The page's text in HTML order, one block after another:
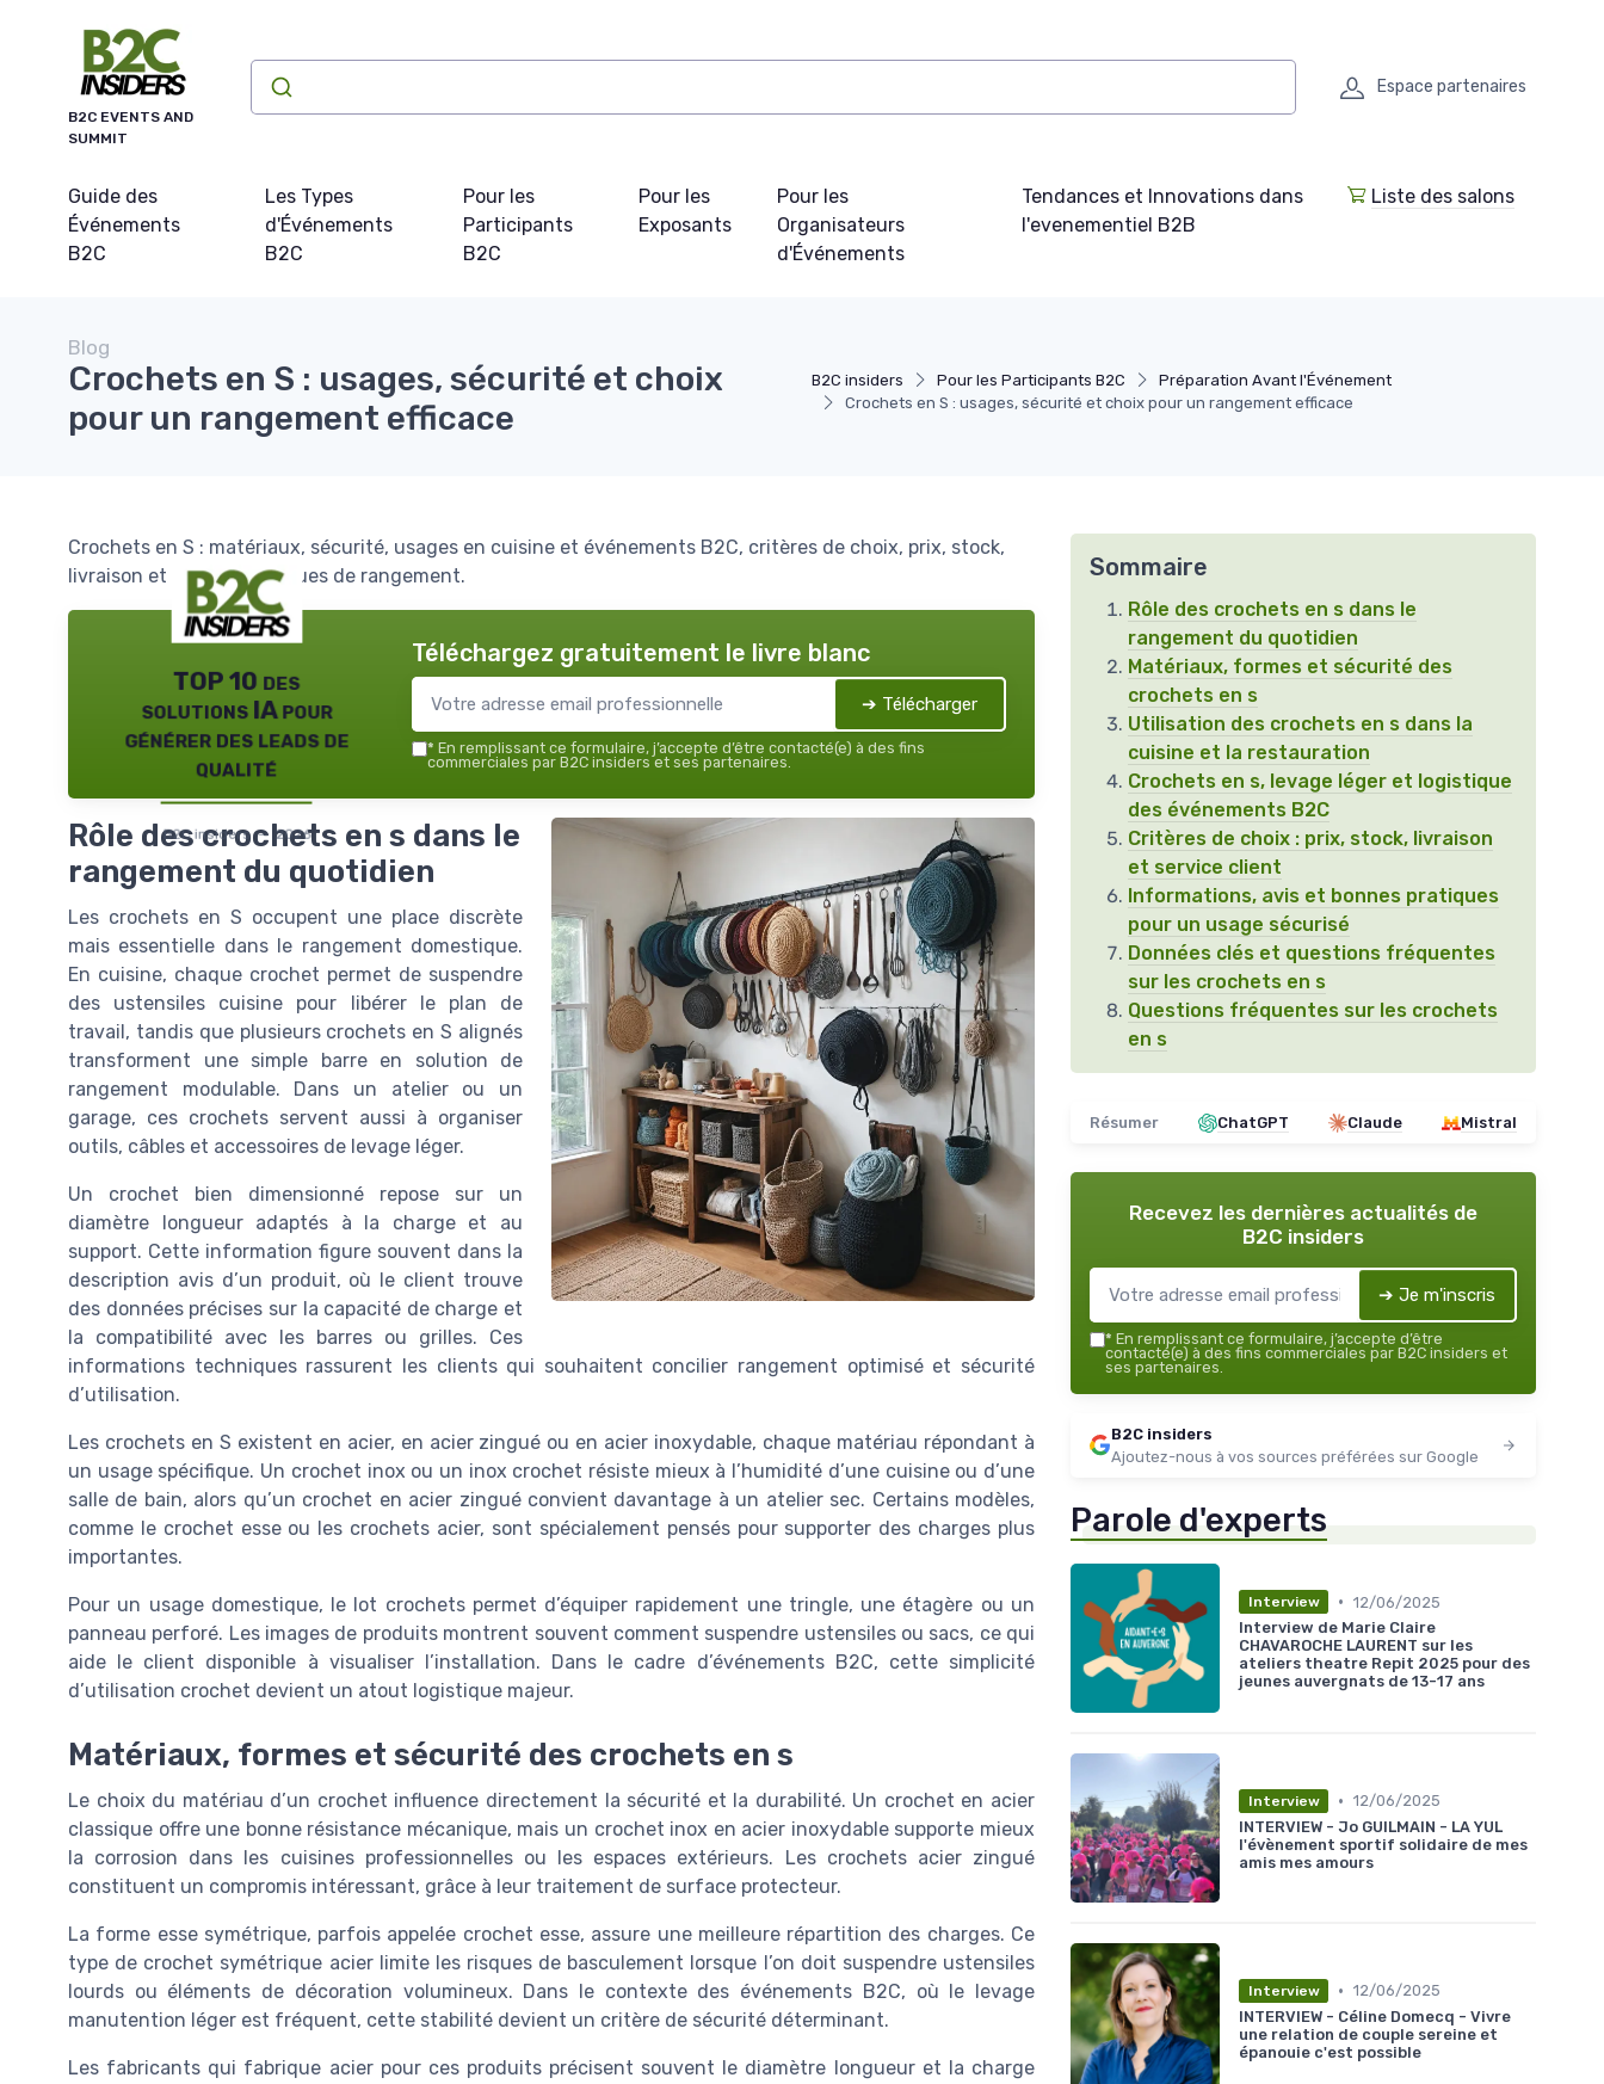
B2C EVENTS AND
SUMMIT
Espace partenaires
Guide des
Événements
B2C
Les Types
d'Événements
B2C
Pour les
Participants
B2C
Pour les
Exposants
Pour les
Organisateurs
d'Événements
Tendances et Innovations dans
l'evenementiel B2B
Liste des salons
B2C insiders Pour les Participants B2C
Préparation Avant l'Événement
Crochets en S : usages, sécurité et choix pour un rangement efficace
Blog
Crochets en S : usages, sécurité et choix
pour un rangement efficace
Crochets en S : matériaux, sécurité, usages en cuisine et événements B2C, critères de choix, prix, stock,
livraison et bonnes pratiques de rangement.
TOP 10 des
solutions IA pour
générer des leads de
qualité
B2C insiders — 2026
Téléchargez gratuitement le livre blanc
➔ Télécharger
* En remplissant ce formulaire, j’accepte d’être contacté(e) à des fins
commerciales par B2C insiders et ses partenaires.
Rôle des crochets en s dans le
rangement du quotidien
Les crochets en S occupent une place discrète
mais essentielle dans le rangement domestique.
En cuisine, chaque crochet permet de suspendre
des ustensiles cuisine pour libérer le plan de
travail, tandis que plusieurs crochets en S alignés
transforment une simple barre en solution de
rangement modulable. Dans un atelier ou un
garage, ces crochets servent aussi à organiser
outils, câbles et accessoires de levage léger.
Un crochet bien dimensionné repose sur un
diamètre longueur adaptés à la charge et au
support. Cette information figure souvent dans la
description avis d’un produit, où le client trouve
des données précises sur la capacité de charge et
la compatibilité avec les barres ou grilles. Ces
informations techniques rassurent les clients qui souhaitent concilier rangement optimisé et sécurité
d’utilisation.
Les crochets en S existent en acier, en acier zingué ou en acier inoxydable, chaque matériau répondant à
un usage spécifique. Un crochet inox ou un inox crochet résiste mieux à l’humidité d’une cuisine ou d’une
salle de bain, alors qu’un crochet en acier zingué convient davantage à un atelier sec. Certains modèles,
comme le crochet esse ou les crochets acier, sont spécialement pensés pour supporter des charges plus
importantes.
Pour un usage domestique, le lot crochets permet d’équiper rapidement une tringle, une étagère ou un
panneau perforé. Les images de produits montrent souvent comment suspendre ustensiles ou sacs, ce qui
aide le client disponible à visualiser l’installation. Dans le cadre d’événements B2C, cette simplicité
d’utilisation crochet devient un atout logistique majeur.
Matériaux, formes et sécurité des crochets en s
Le choix du matériau d’un crochet influence directement la sécurité et la durabilité. Un crochet en acier
classique offre une bonne résistance mécanique, mais un crochet inox en acier inoxydable supporte mieux
la corrosion dans les cuisines professionnelles ou les espaces extérieurs. Les crochets acier zingué
constituent un compromis intéressant, grâce à leur traitement de surface protecteur.
La forme esse symétrique, parfois appelée crochet esse, assure une meilleure répartition des charges. Ce
type de crochet symétrique acier limite les risques de basculement lorsque l’on doit suspendre ustensiles
lourds ou éléments de décoration volumineux. Dans le contexte des événements B2C, où le levage
manutention léger est fréquent, cette stabilité devient un critère de sécurité déterminant.
Les fabricants qui fabrique acier pour ces produits précisent souvent le diamètre longueur et la charge
Sommaire
Rôle des crochets en s dans le
rangement du quotidien
Matériaux, formes et sécurité des
crochets en s
Utilisation des crochets en s dans la
cuisine et la restauration
Crochets en s, levage léger et logistique
des événements B2C
Critères de choix : prix, stock, livraison
et service client
Informations, avis et bonnes pratiques
pour un usage sécurisé
Données clés et questions fréquentes
sur les crochets en s
Questions fréquentes sur les crochets
en s
Résumer ChatGPT Claude Mistral
Recevez les dernières actualités de
B2C insiders
➔ Je m'inscris
* En remplissant ce formulaire, j’accepte d’être
contacté(e) à des fins commerciales par B2C insiders et
ses partenaires.
B2C insiders
Ajoutez-nous à vos sources préférées sur Google
Parole d'experts
Interview • 12/06/2025
Interview de Marie Claire
CHAVAROCHE LAURENT sur les
ateliers theatre Repit 2025 pour des
jeunes auvergnats de 13-17 ans
Interview • 12/06/2025
INTERVIEW - Jo GUILMAIN - LA YUL
l'évènement sportif solidaire de mes
amis mes amours
Interview • 12/06/2025
INTERVIEW - Céline Domecq - Vivre
une relation de couple sereine et
épanouie c'est possible